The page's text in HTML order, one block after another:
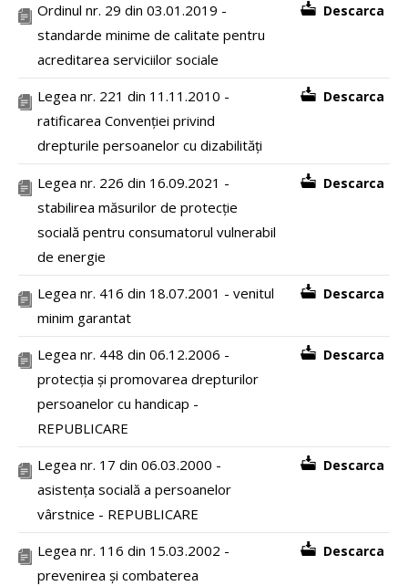
Ordinul nr. 29 din 03.01.2019 -
standarde minime de calitate pentru
acreditarea serviciilor sociale
Descarca
Legea nr. 221 din 11.11.2010 -
ratificarea Convenției privind
drepturile persoanelor cu dizabilități
Descarca
Legea nr. 226 din 16.09.2021 -
stabilirea măsurilor de protecție
socială pentru consumatorul vulnerabil
de energie
Descarca
Legea nr. 416 din 18.07.2001 - venitul
minim garantat
Descarca
Legea nr. 448 din 06.12.2006 -
protecția și promovarea drepturilor
persoanelor cu handicap -
REPUBLICARE
Descarca
Legea nr. 17 din 06.03.2000 -
asistența socială a persoanelor
vârstnice - REPUBLICARE
Descarca
Legea nr. 116 din 15.03.2002 -
prevenirea și combaterea
Descarca